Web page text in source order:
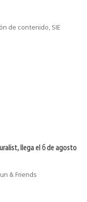
de contenido, SIE
llega el 6 de agosto
& Friends